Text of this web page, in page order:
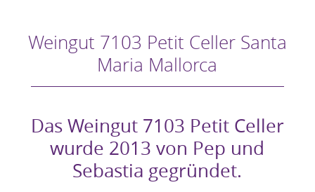
Weingut 7103 Petit Celler Santa
Maria Mallorca
Das Weingut 7103 Petit Celler
wurde 2013 von Pep und
Sebastia gegründet.